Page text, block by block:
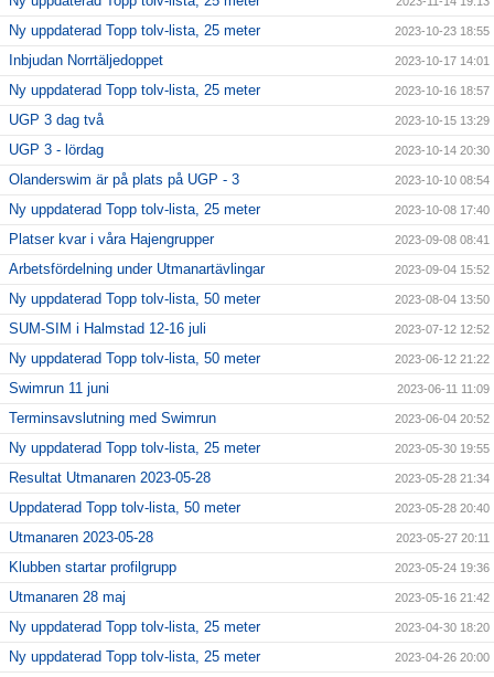
Ny uppdaterad Topp tolv-lista, 25 meter 2023-10-23 18:55
Inbjudan Norrtäljedoppet 2023-10-17 14:01
Ny uppdaterad Topp tolv-lista, 25 meter 2023-10-16 18:57
UGP 3 dag två 2023-10-15 13:29
UGP 3 - lördag 2023-10-14 20:30
Olanderswim är på plats på UGP - 3 2023-10-10 08:54
Ny uppdaterad Topp tolv-lista, 25 meter 2023-10-08 17:40
Platser kvar i våra Hajengrupper 2023-09-08 08:41
Arbetsfördelning under Utmanartävlingar 2023-09-04 15:52
Ny uppdaterad Topp tolv-lista, 50 meter 2023-08-04 13:50
SUM-SIM i Halmstad 12-16 juli 2023-07-12 12:52
Ny uppdaterad Topp tolv-lista, 50 meter 2023-06-12 21:22
Swimrun 11 juni 2023-06-11 11:09
Terminsavslutning med Swimrun 2023-06-04 20:52
Ny uppdaterad Topp tolv-lista, 25 meter 2023-05-30 19:55
Resultat Utmanaren 2023-05-28 2023-05-28 21:34
Uppdaterad Topp tolv-lista, 50 meter 2023-05-28 20:40
Utmanaren 2023-05-28 2023-05-27 20:11
Klubben startar profilgrupp 2023-05-24 19:36
Utmanaren 28 maj 2023-05-16 21:42
Ny uppdaterad Topp tolv-lista, 25 meter 2023-04-30 18:20
Ny uppdaterad Topp tolv-lista, 25 meter 2023-04-26 20:00